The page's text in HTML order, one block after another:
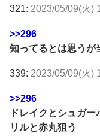
321: 2023/05/09(火)
>>296
知ってるとは思うが
339: 2023/05/09(火)
>>296
ドレイクとシュガ
リルと赤丸狙う